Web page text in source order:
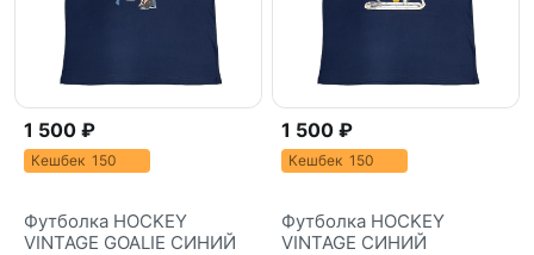
1 500 ₽
Кешбек 150
Футболка HOCKEY
VINTAGE GOALIE СИНИЙ
1 500 ₽
Кешбек 150
Футболка HOCKEY
VINTAGE СИНИЙ